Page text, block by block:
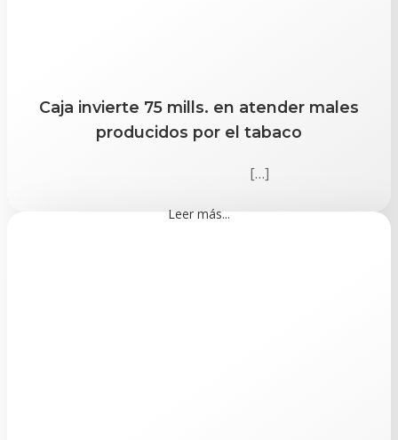
Caja invierte 75 mills. en atender males
producidos por el tabaco
[…]
Leer más...